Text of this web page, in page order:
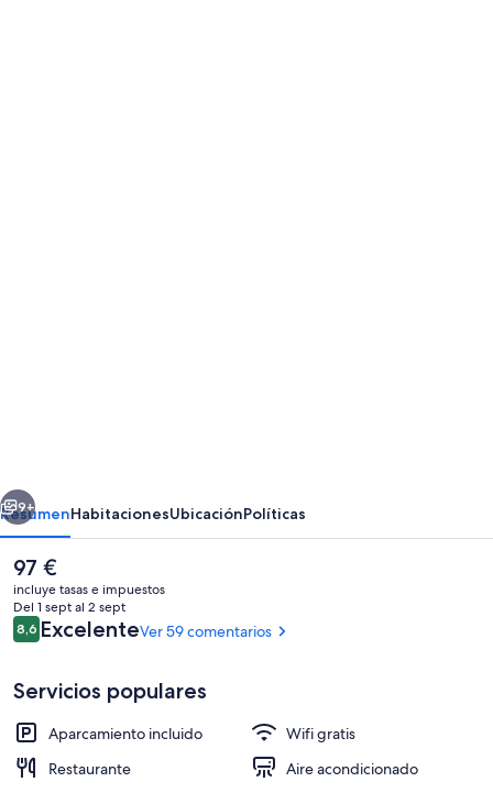
Venue
Habitación, 2 camas de matrimonio |
Siguiente
9+
ResumenHabitacionesUbicaciónPolíticas
El
precio
actual
es
de
97 €
incluye tasas e impuestos
Del 1 sept al 2 sept
Comentarios
8,68,6 de 10
ExcelenteVer 59 comentarios
Servicios populares
Aparcamiento incluido
Wifi gratis
Restaurante
Aire acondicionado